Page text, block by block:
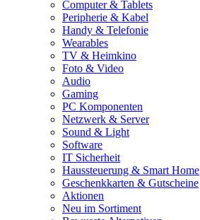
Computer & Tablets
Peripherie & Kabel
Handy & Telefonie
Wearables
TV & Heimkino
Foto & Video
Audio
Gaming
PC Komponenten
Netzwerk & Server
Sound & Light
Software
IT Sicherheit
Haussteuerung & Smart Home
Geschenkkarten & Gutscheine
Aktionen
Neu im Sortiment